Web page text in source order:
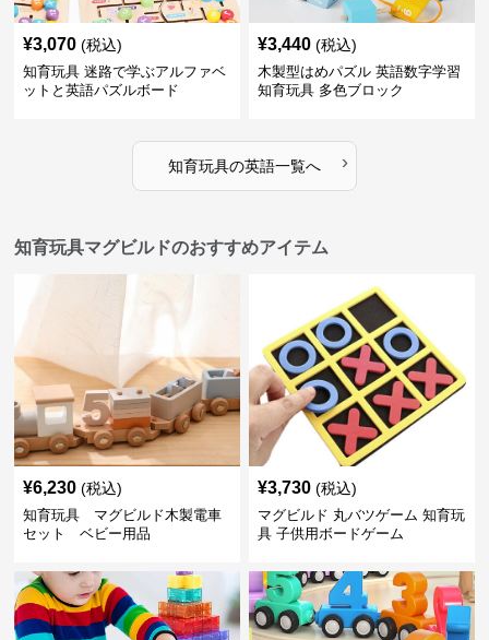
¥3,070 (税込)
知育玩具 迷路で学ぶアルファベ
ットと英語パズルボード
¥3,440 (税込)
木製型はめパズル 英語数字学習
知育玩具 多色ブロック
知育玩具の英語一覧へ ›
知育玩具マグビルドのおすすめアイテム
¥6,230 (税込)
知育玩具 マグビルド木製電車
セット ベビー用品
¥3,730 (税込)
マグビルド 丸バツゲーム 知育玩
具 子供用ボードゲーム